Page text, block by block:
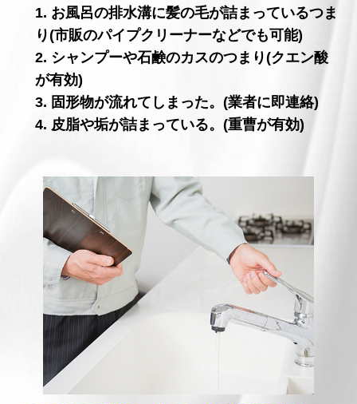
1. お風呂の排水溝に髪の毛が詰まっているつま
り(市販のパイプクリーナーなどでも可能)
2. シャンプーや石鹸のカスのつまり(クエン酸
が有効)
3. 固形物が流れてしまった。(業者に即連絡)
4. 皮脂や垢が詰まっている。(重曹が有効)